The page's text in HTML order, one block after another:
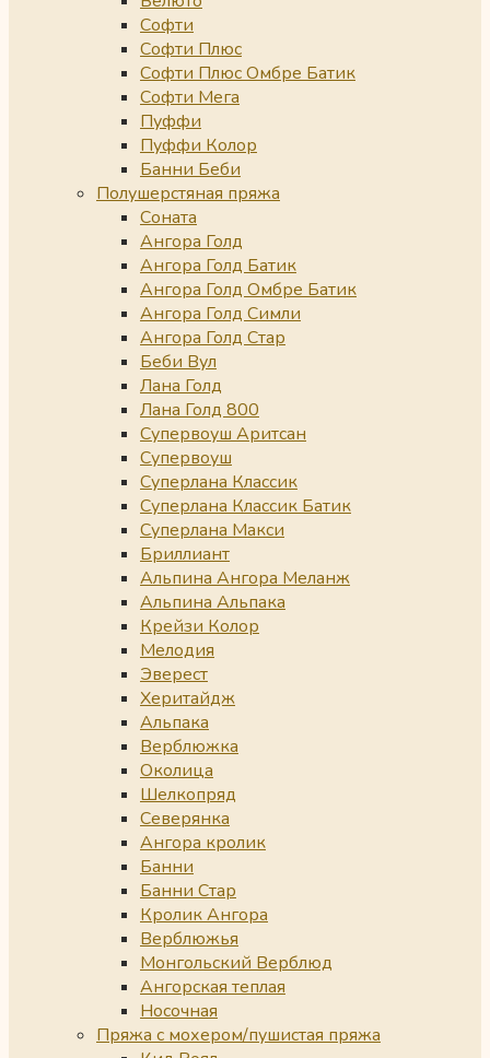
Софти
Софти Плюс
Софти Плюс Омбре Батик
Софти Мега
Пуффи
Пуффи Колор
Банни Беби
Полушерстяная пряжа
Соната
Ангора Голд
Ангора Голд Батик
Ангора Голд Омбре Батик
Ангора Голд Симли
Ангора Голд Стар
Беби Вул
Лана Голд
Лана Голд 800
Супервоуш Аритсан
Супервоуш
Суперлана Классик
Суперлана Классик Батик
Суперлана Макси
Бриллиант
Альпина Ангора Меланж
Альпина Альпака
Крейзи Колор
Мелодия
Эверест
Херитайдж
Альпака
Верблюжка
Околица
Шелкопряд
Северянка
Ангора кролик
Банни
Банни Стар
Кролик Ангора
Верблюжья
Монгольский Верблюд
Ангорская теплая
Носочная
Пряжа с мохером/пушистая пряжа